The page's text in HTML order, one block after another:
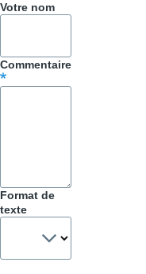
Votre nom
Commentaire
Format de
texte